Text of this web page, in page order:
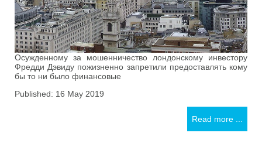
Осужденному за мошенничество лондонскому инвестору
Фредди Дэвиду пожизненно запретили предоставлять кому
бы то ни было финансовые
Published: 16 May 2019
Read more ...